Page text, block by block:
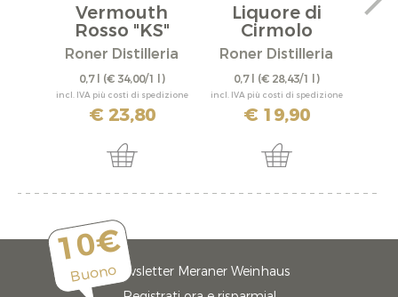
Vermouth
Rosso "KS"
Roner Distilleria
0,7 l (€ 34,00/1 l)
incl. IVA più costi di spedizione
€ 23,80
Liquore di
Cirmolo
Roner Distilleria
0,7 l (€ 28,43/1 l)
incl. IVA più costi di spedizione
€ 19,90
10€
BuonoNewsletter Meraner Weinhaus